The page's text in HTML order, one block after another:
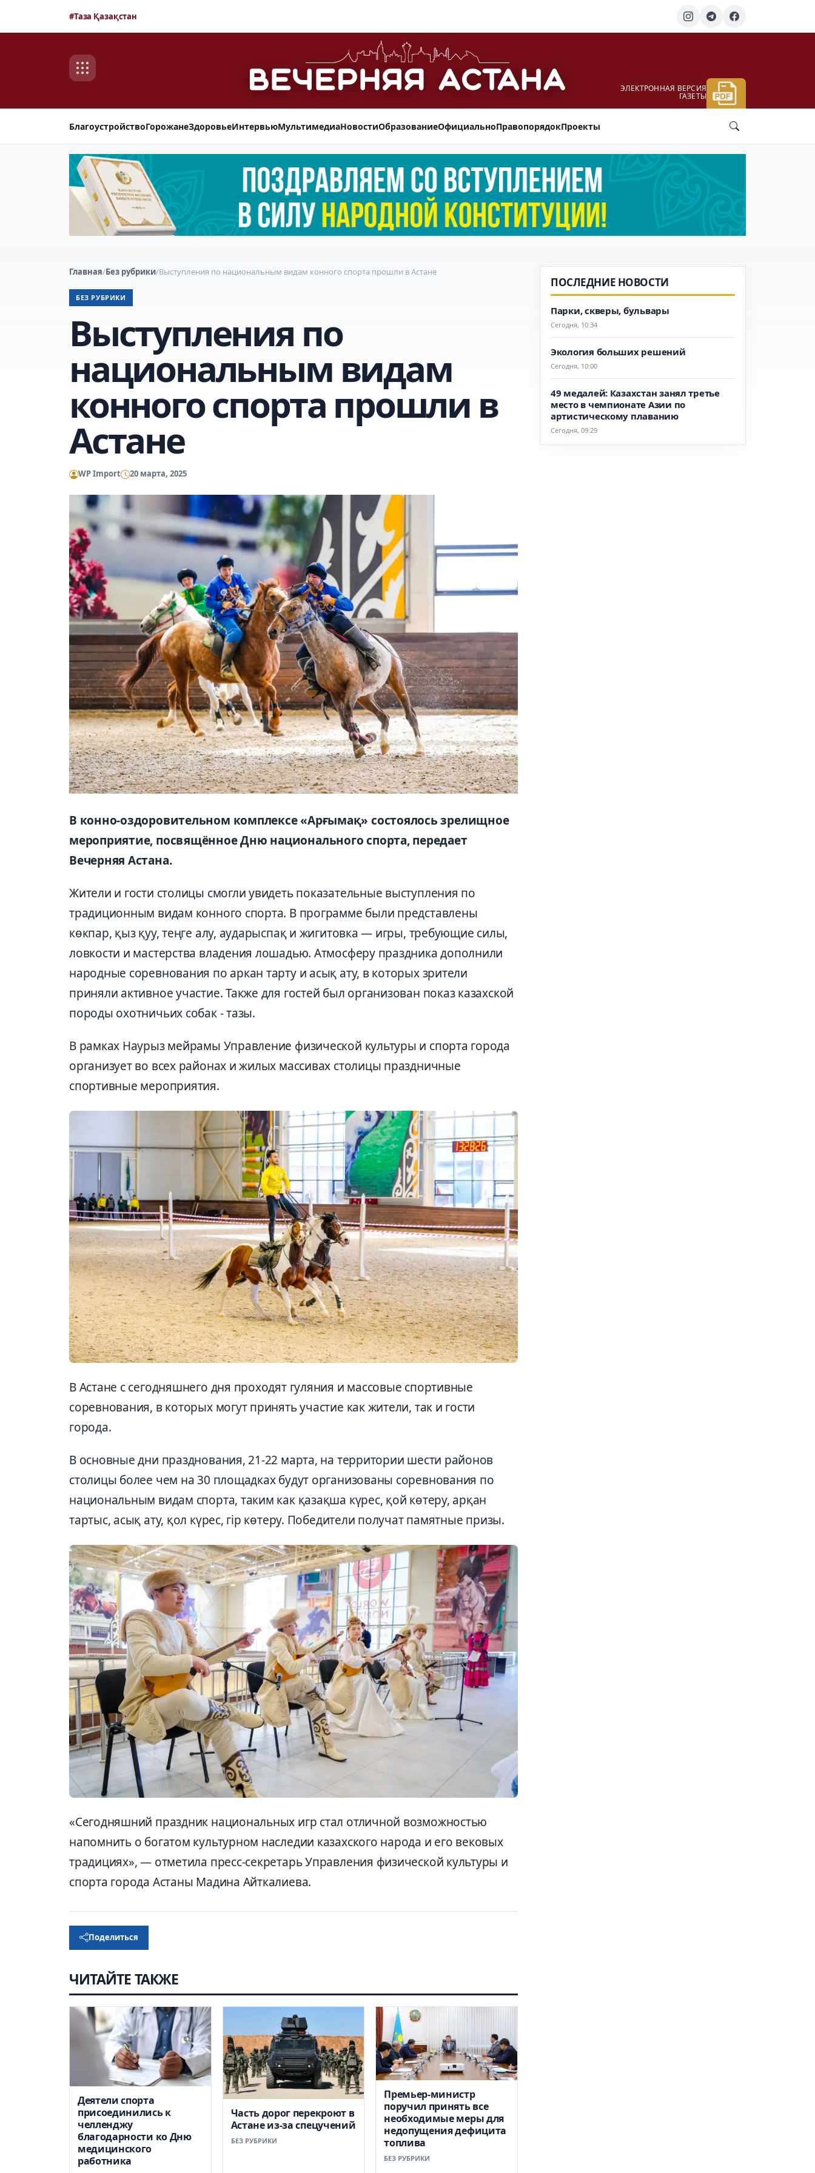
#Таза Қазақстан
ЭЛЕКТРОННАЯ ВЕРСИЯ
ГАЗЕТЫ
БлагоустройствоГорожанеЗдоровьеИнтервьюМультимедиаНовостиОбразованиеОфициальноПравопорядокПроекты
Главная/Без рубрики/Выступления по национальным видам конного спорта прошли в Астане
БЕЗ РУБРИКИ
Выступления по
национальным видам
конного спорта прошли в
Астане
WP Import 20 марта, 2025
В конно-оздоровительном комплексе «Арғымақ» состоялось зрелищное
мероприятие, посвящённое Дню национального спорта, передает
Вечерняя Астана.
Жители и гости столицы смогли увидеть показательные выступления по
традиционным видам конного спорта. В программе были представлены
көкпар, қыз қуу, теңге алу, аударыспақ и жигитовка — игры, требующие силы,
ловкости и мастерства владения лошадью. Атмосферу праздника дополнили
народные соревнования по аркан тарту и асық ату, в которых зрители
приняли активное участие. Также для гостей был организован показ казахской
породы охотничьих собак - тазы.
В рамках Наурыз мейрамы Управление физической культуры и спорта города
организует во всех районах и жилых массивах столицы праздничные
спортивные мероприятия.
В Астане с сегодняшнего дня проходят гуляния и массовые спортивные
соревнования, в которых могут принять участие как жители, так и гости
города.
В основные дни празднования, 21-22 марта, на территории шести районов
столицы более чем на 30 площадках будут организованы соревнования по
национальным видам спорта, таким как қазақша күрес, қой көтеру, арқан
тартыс, асық ату, қол күрес, гір көтеру. Победители получат памятные призы.
«Сегодняшний праздник национальных игр стал отличной возможностью
напомнить о богатом культурном наследии казахского народа и его вековых
традициях», — отметила пресс-секретарь Управления физической культуры и
спорта города Астаны Мадина Айткалиева.
Поделиться
ЧИТАЙТЕ ТАКЖЕ
Деятели спорта
присоединились к
челленджу
благодарности ко Дню
медицинского
работника
Часть дорог перекроют в
Астане из-за спецучений
БЕЗ РУБРИКИ
Премьер-министр
поручил принять все
необходимые меры для
недопущения дефицита
топлива
БЕЗ РУБРИКИ
ПОСЛЕДНИЕ НОВОСТИ
Парки, скверы, бульвары
Сегодня, 10:34
Экология больших решений
Сегодня, 10:00
49 медалей: Казахстан занял третье
место в чемпионате Азии по
артистическому плаванию
Сегодня, 09:29